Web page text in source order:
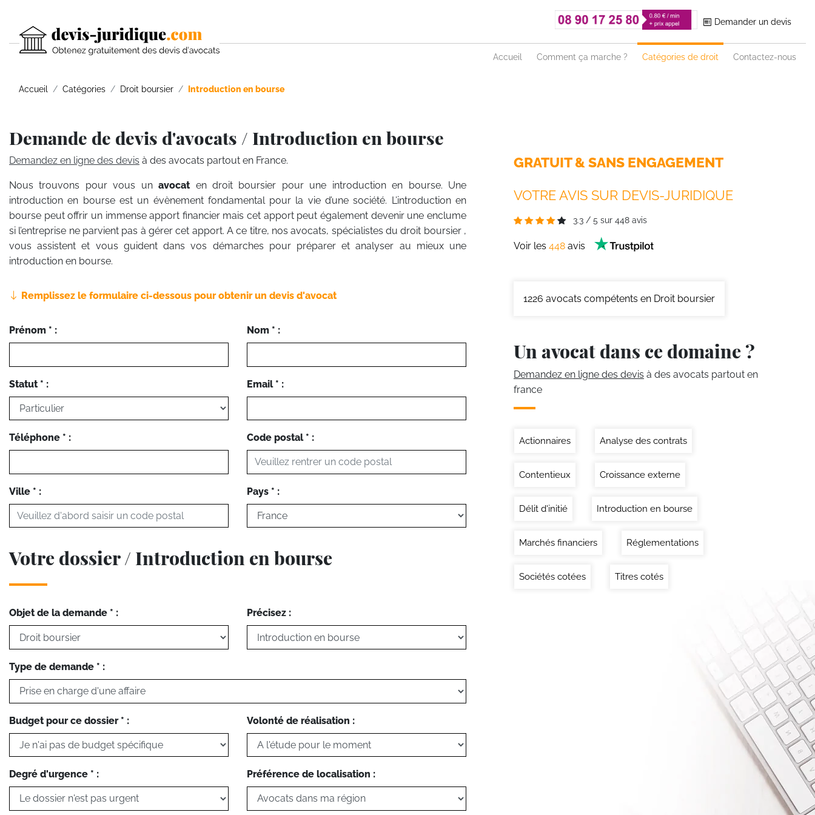
Demander un devis
Accueil Comment ça marche ? Catégories de droit Contactez-nous
Accueil Catégories Droit boursier Introduction en bourse
Demande de devis d'avocats / Introduction en bourse
Demandez en ligne des devis à des avocats partout en France.
Nous trouvons pour vous unavocat en droit boursier pour une introduction en bourse. Une
introduction en bourse est un évènement fondamental pour la vie d’une société. L’introduction en
bourse peut offrir un immense apport financier mais cet apport peut également devenir une enclume
si l’entreprise ne parvient pas à gérer cet apport. A ce titre, nos avocats, spécialistes du droit boursier ,
vous assistent et vous guident dans vos démarches pour préparer et analyser au mieux une
introduction en bourse.
Remplissez le formulaire ci-dessous pour obtenir un devis d'avocat
Prénom * : Nom * :
Statut * : Email * :
Téléphone * : Code postal * :
Ville * : Pays * :
Votre dossier / Introduction en bourse
Objet de la demande * : Précisez :
Type de demande * :
Budget pour ce dossier * : Volonté de réalisation :
Degré d'urgence * : Préférence de localisation :
GRATUIT & SANS ENGAGEMENT
VOTRE AVIS SUR DEVIS-JURIDIQUE
3.3 / 5 sur 448 avis
Voir les 448 avis
1226 avocats compétents en Droit boursier
Un avocat dans ce domaine ?
Demandez en ligne des devis à des avocats partout en
france
Actionnaires Analyse des contrats
Contentieux Croissance externe
Délit d'initié Introduction en bourse
Marchés financiers Réglementations
Sociétés cotées Titres cotés